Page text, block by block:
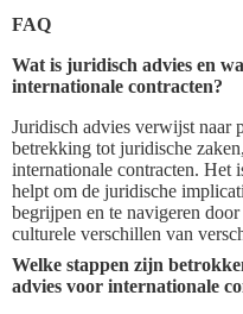
FAQ
Wat is juridisch advies en
internationale contracten?
Juridisch advies verwijst naar
betrekking tot juridische
internationale contracten. Het
helpt om de juridische
begrijpen en te navigeren
culturele verschillen van
Welke stappen zijn
advies voor internationale